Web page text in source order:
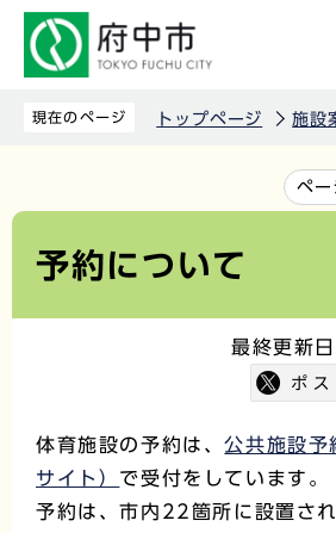
先
す
現在のページ トップページ 施設
文
か
ペー
予約について
最終更新
体育施設の予約は、公共施設予
サイト） で受付をしています。
予約は、市内22箇所に設置さ